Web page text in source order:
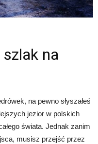
na
na pewno słyszałeś
jezior w polskich
świata. Jednak zanim
musisz przejść przez